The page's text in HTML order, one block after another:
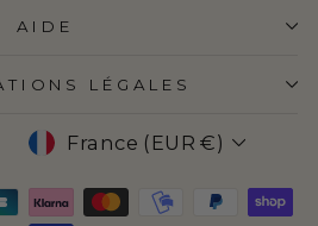
AIDE
LÉGALES
DEVISE
France (EUR €)